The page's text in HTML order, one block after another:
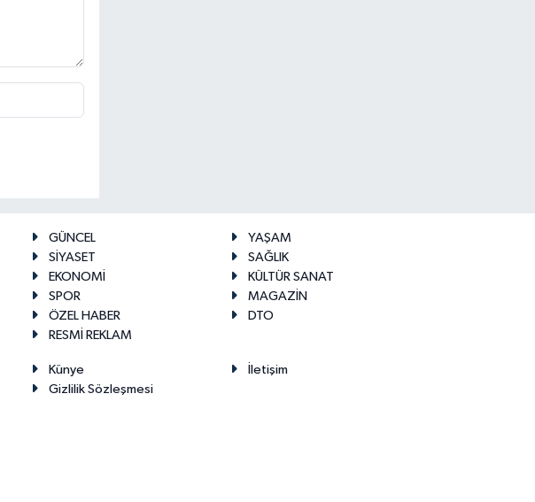
GÜNCEL
YAŞAM
SİYASET
SAĞLIK
EKONOMİ
KÜLTÜR SANAT
SPOR
MAGAZİN
ÖZEL HABER
DTO
RESMİ REKLAM
Künye
İletişim
Gizlilik Sözleşmesi